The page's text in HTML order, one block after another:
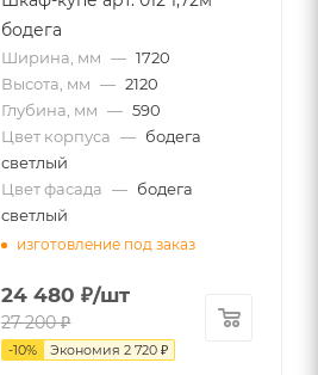
бодега
Ширина, мм — 1720
Высота, мм — 2120
Глубина, мм — 590
Цвет корпуса — бодега
светлый
Цвет фасада — бодега
светлый
изготовление под заказ
24 480 ₽/шт
27 200₽
-10% Экономия2 720 ₽